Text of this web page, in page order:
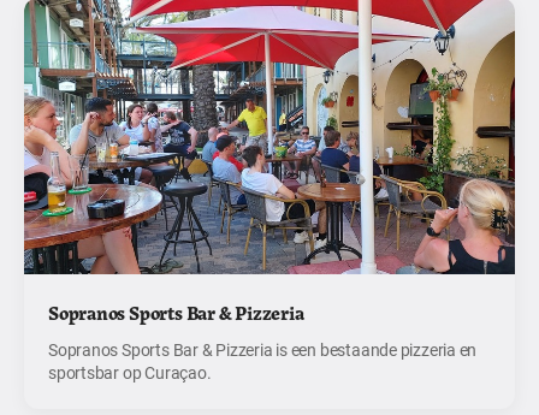
Sopranos Sports Bar & Pizzeria
Sopranos Sports Bar & Pizzeria is een bestaande pizzeria en
sportsbar op Curaçao.